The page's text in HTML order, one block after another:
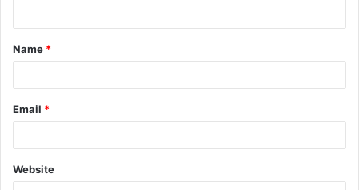
Name *
Email *
Website